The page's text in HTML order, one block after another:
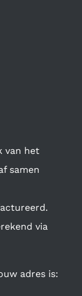
van het
samen
via
adres is: